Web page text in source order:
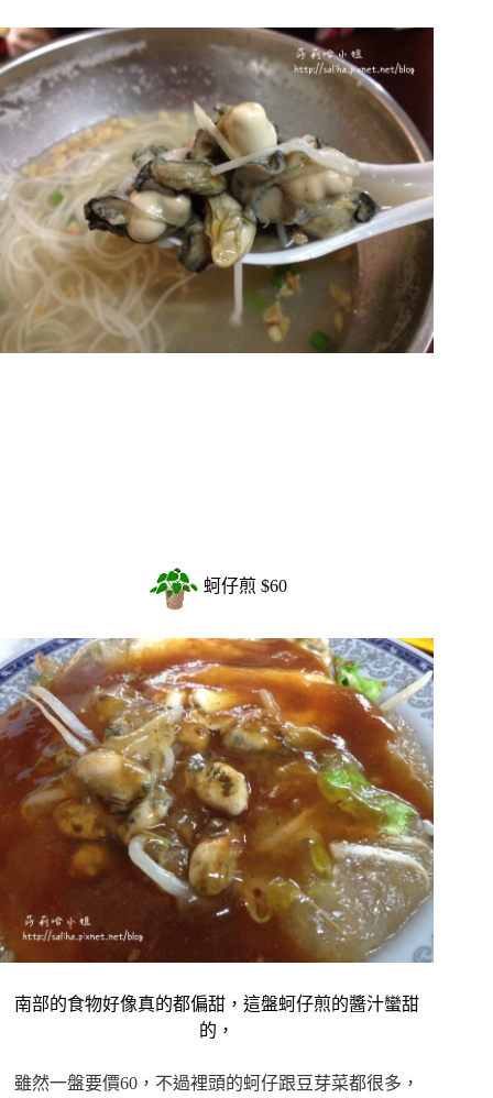
蚵仔煎 $60
南部的食物好像真的都偏甜，這盤蚵仔煎的醬汁蠻甜
的，
雖然一盤要價60，不過裡頭的蚵仔跟豆芽菜都很多，